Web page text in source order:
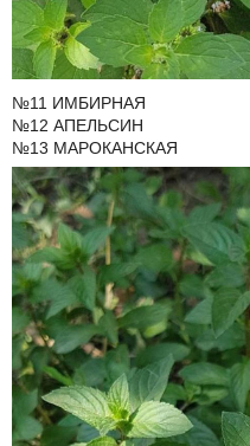
№11 ИМБИРНАЯ
№12 АПЕЛЬСИН
№13 МАРОКАНСКАЯ